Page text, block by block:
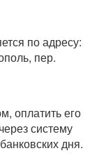
по адресу:
пер.
оплатить его
систему
дня.